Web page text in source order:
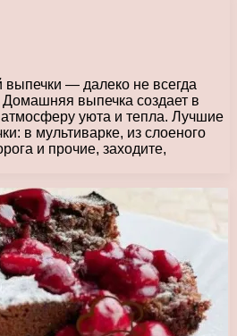
выпечки — далеко не всегда
выпечка создает в
уюта и тепла. Лучшие
в мультиварке, из слоеного
и прочие, заходите,